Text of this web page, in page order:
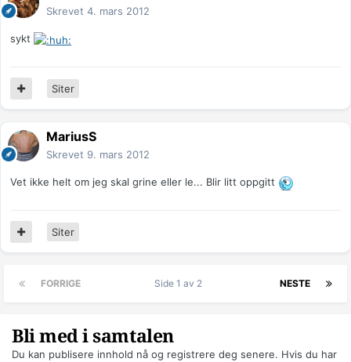
Skrevet 4. mars 2012
sykt
Siter
MariusS
Skrevet 9. mars 2012
Vet ikke helt om jeg skal grine eller le... Blir litt oppgitt
Siter
FORRIGE NESTE
Side 1 av 2
Bli med i samtalen
Du kan publisere innhold nå og registrere deg senere. Hvis du har